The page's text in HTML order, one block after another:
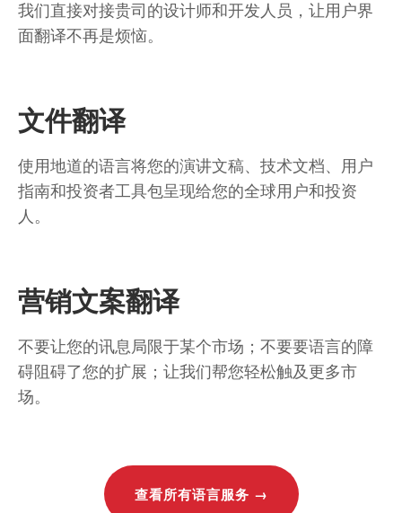
我们直接对接贵司的设计师和开发人员，让用户界
面翻译不再是烦恼。
文件翻译
使用地道的语言将您的演讲文稿、技术文档、用户
指南和投资者工具包呈现给您的全球用户和投资
人。
营销文案翻译
不要让您的讯息局限于某个市场；不要要语言的障
碍阻碍了您的扩展；让我们帮您轻松触及更多市
场。
查看所有语言服务 →